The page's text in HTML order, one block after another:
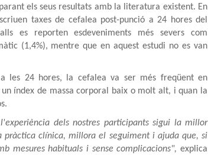
els seus resultats amb la literatura existent. En
taxes de cefalea post-punció a 24 hores del
es reporten esdeveniments més severs com
(1,4%), mentre que en aquest estudi no es van
les 24 hores, la cefalea va ser més freqüent en
índex de massa corporal baix o molt alt, i quan la
dels nostres participants sigui la millor
clínica, millora el seguiment i ajuda que, si
mesures habituals i sense complicacions", explica